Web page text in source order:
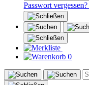
Passwort vergessen?
0